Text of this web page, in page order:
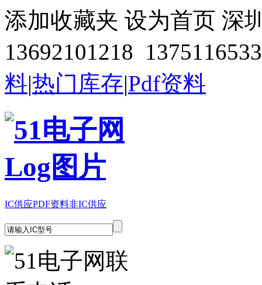
添加收藏夹 设为首页 深
13692101218
料|热门库存|Pdf资料
IC供应PDF资料非IC供应